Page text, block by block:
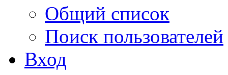
Общий список
Поиск пользователей
Вход